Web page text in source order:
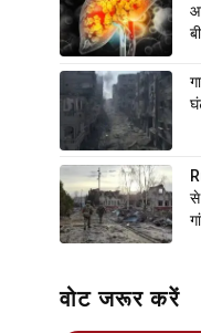
से
वोट जरूर करें